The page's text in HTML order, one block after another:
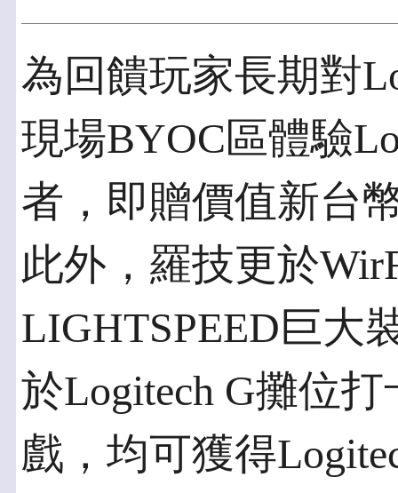
為回饋玩家長期對
現場BYOC區體驗
者，即贈價值新台
此外，羅技更於
LIGHTSPEED巨大
於Logitech G攤位
戲，均可獲得